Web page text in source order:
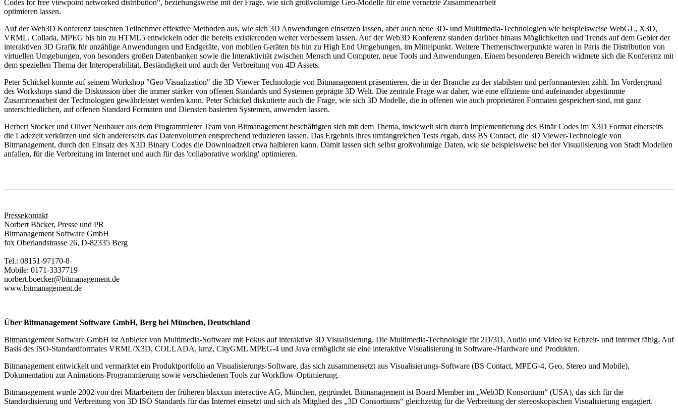
Codes for free viewpoint networked distribution“, beziehungsweise mit der Frage, wie sich großvolumige Geo-Modelle für eine vernetzte Zusammenarbeit
optimieren lassen.
Auf der Web3D Konferenz tauschten Teilnehmer effektive Methoden aus, wie sich 3D Anwendungen einsetzen lassen, aber auch neue 3D- und Multimedia-Technologien wie beispielsweise WebGL, X3D,
VRML, Collada, MPEG bis hin zu HTML5 entwickeln oder die bereits existierenden weiter verbessern lassen. Auf der Web3D Konferenz standen darüber hinaus Möglichkeiten und Trends auf dem Gebiet der
interaktiven 3D Grafik für unzählige Anwendungen und Endgeräte, von mobilen Geräten bis hin zu High End Umgebungen, im Mittelpunkt. Weitere Themenschwerpunkte waren in Paris die Distribution von
virtuellen Umgebungen, von besonders großen Datenbanken sowie die Interaktivität zwischen Mensch und Computer, neue Tools und Anwendungen. Einem besonderen Bereich widmete sich die Konferenz mit
dem speziellen Thema der Interoperabilität, Beständigkeit und auch der Verbreitung von 4D Assets.
Peter Schickel konnte auf seinem Workshop "Geo Visualization" die 3D Viewer Technologie von Bitmanagement präsentieren, die in der Branche zu der stabilsten und performantesten zählt. Im Vordergrund
des Workshops stand die Diskussion über die immer stärker von offenen Standards und Systemen geprägte 3D Welt. Die zentrale Frage war daher, wie eine effiziente und aufeinander abgestimmte
Zusammenarbeit der Technologien gewährleistet werden kann. Peter Schickel diskutierte auch die Frage, wie sich 3D Modelle, die in offenen wie auch proprietären Formaten gespeichert sind, mit ganz
unterschiedlichen, auf offenen Standard Formaten und Diensten basierten Systemen, anwenden lassen.
Herbert Stocker und Oliver Neubauer aus dem Programmierer Team von Bitmanagement beschäftigten sich mit dem Thema, inwieweit sich durch Implementierung des Binär Codes im X3D Format einerseits
die Ladezeit verkürzen und sich andererseits das Datenvolumen entsprechend reduzieren lassen. Das Ergebnis ihres umfangreichen Tests ergab, dass BS Contact, die 3D Viewer-Technologie von
Bitmanagement, durch den Einsatz des X3D Binary Codes die Downloadzeit etwa halbieren kann. Damit lassen sich selbst großvolumige Daten, wie sie beispielsweise bei der Visualisierung von Stadt Modellen
anfallen, für die Verbreitung im Internet und auch für das 'collaborative working' optimieren.
Pressekontakt
Norbert Böcker, Presse und PR
Bitmanagement Software GmbH
fox Oberlandstrasse 26, D-82335 Berg
Tel.: 08151-97170-8
Mobile: 0171-3337719
norbert.boecker@bitmanagement.de
www.bitmanagement.de
Über Bitmanagement Software GmbH, Berg bei München, Deutschland
Bitmanagement Software GmbH ist Anbieter von Multimedia-Software mit Fokus auf interaktive 3D Visualisierung. Die Multimedia-Technologie für 2D/3D, Audio und Video ist Echzeit- und Internet fähig. Auf
Basis des ISO-Standardformates VRML/X3D, COLLADA, kmz, CityGML MPEG-4 und Java ermöglicht sie eine interaktive Visualisierung in Software-/Hardware und Produkten.
Bitmanagement entwickelt und vermarktet ein Produktportfolio an Visualisierungs-Software, das sich zusammensetzt aus Visualisierungs-Software (BS Contact, MPEG-4, Geo, Stereo und Mobile),
Dokumentation zur Animations-Programmierung sowie verschiedenen Tools zur Workflow-Optimierung.
Bitmanagement wurde 2002 von drei Mitarbeitern der früheren blaxxun interactive AG, München, gegründet. Bitmanagement ist Board Member im „Web3D Konsortium“ (USA), das sich für die
Standardisierung und Verbreitung von 3D ISO Standards für das Internet einsetzt und sich als Mitglied des „3D Consortiums“ gleichzeitig für die Verbreitung der stereoskopischen Visualisierung engagiert.